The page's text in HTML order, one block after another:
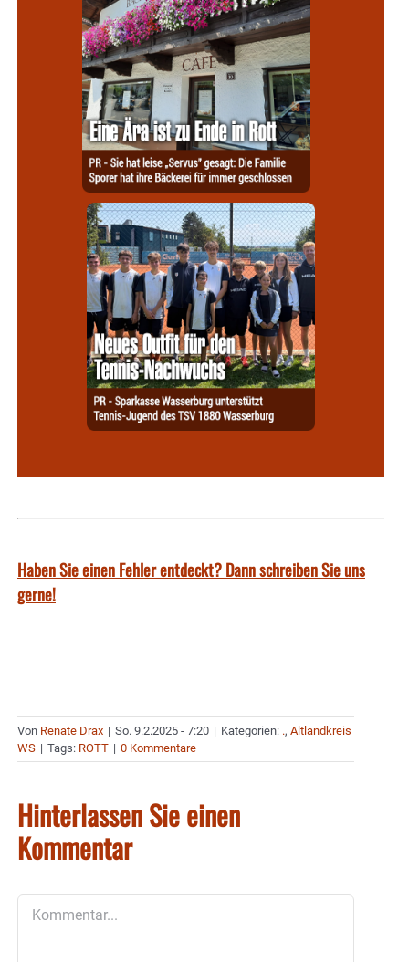
Haben Sie einen Fehler entdeckt? Dann schreiben Sie uns
gerne!
Von Renate Drax | So. 9.2.2025 - 7:20 | Kategorien: ., Altlandkreis
WS | Tags: ROTT | 0 Kommentare
Hinterlassen Sie einen
Kommentar